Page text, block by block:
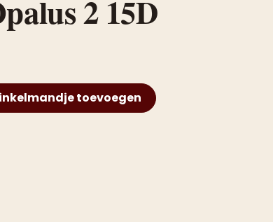
2 15D
toevoegen